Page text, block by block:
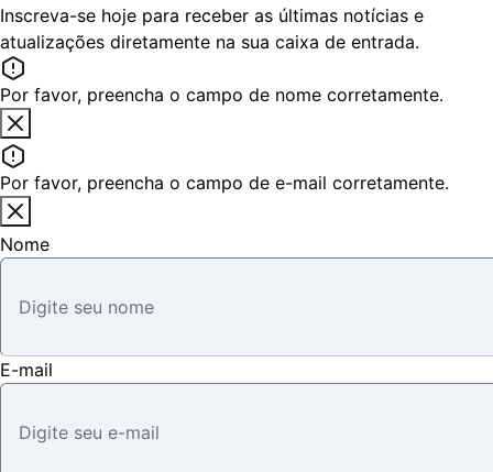
Inscreva-se hoje para receber as últimas notícias e
atualizações diretamente na sua caixa de entrada.
Por favor, preencha o campo de nome corretamente.
Por favor, preencha o campo de e-mail corretamente.
Nome
E-mail